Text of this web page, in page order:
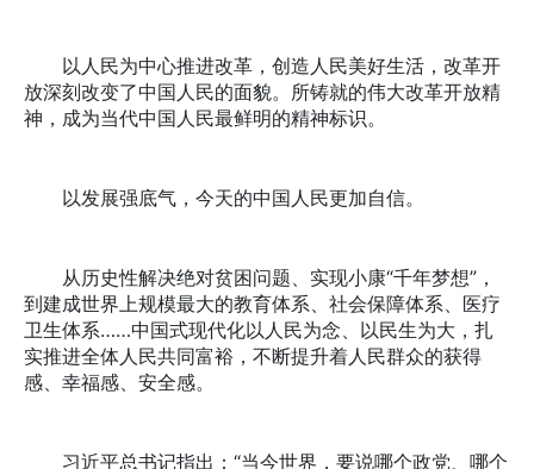
以人民为中心推进改革，创造人民美好生活，改革开
放深刻改变了中国人民的面貌。所铸就的伟大改革开放精
神，成为当代中国人民最鲜明的精神标识。
以发展强底气，今天的中国人民更加自信。
从历史性解决绝对贫困问题、实现小康“千年梦想”，
到建成世界上规模最大的教育体系、社会保障体系、医疗
卫生体系……中国式现代化以人民为念、以民生为大，扎
实推进全体人民共同富裕，不断提升着人民群众的获得
感、幸福感、安全感。
习近平总书记指出：“当今世界，要说哪个政党、哪个